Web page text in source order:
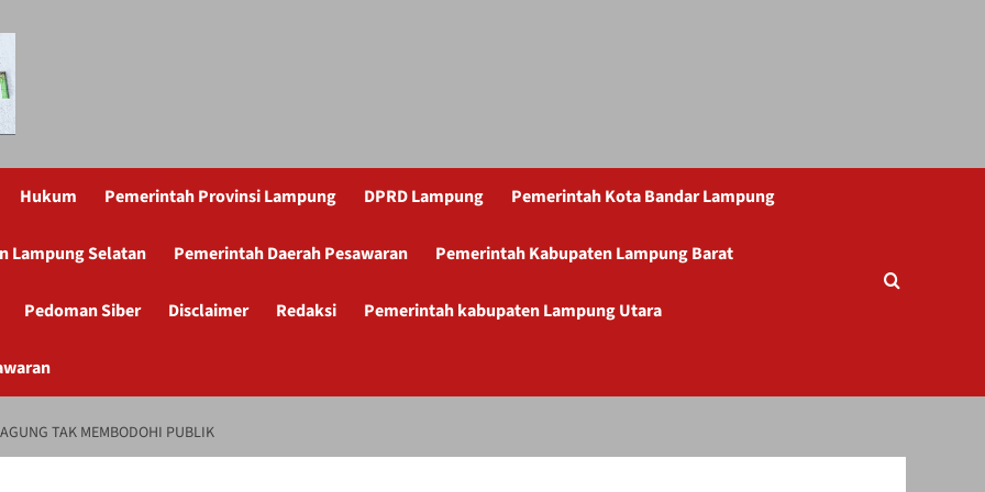
Hukum Pemerintah Provinsi Lampung DPRD Lampung Pemerintah Kota Bandar Lampung
Lampung Selatan Pemerintah Daerah Pesawaran Pemerintah Kabupaten Lampung Barat
Pedoman Siber Disclaimer Redaksi Pemerintah kabupaten Lampung Utara
TAK MEMBODOHI PUBLIK